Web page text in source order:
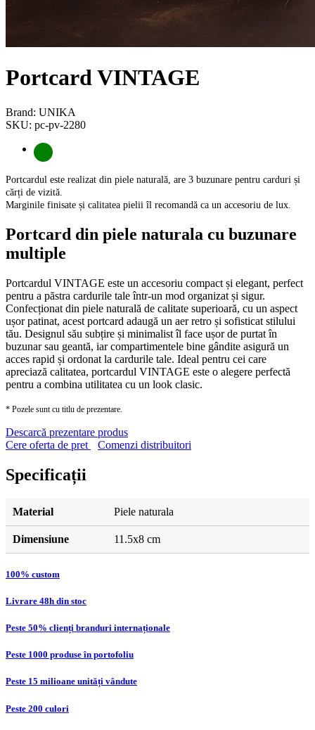
Portcard VINTAGE
Brand: UNIKA
SKU: pc-pv-2280
Portcardul este realizat din piele naturală, are 3 buzunare pentru carduri și
cărți de vizită.
Marginile finisate și calitatea pielii îl recomandă ca un accesoriu de lux.
Portcard din piele naturala cu buzunare
multiple
Portcardul VINTAGE este un accesoriu compact și elegant, perfect
pentru a păstra cardurile tale într-un mod organizat și sigur.
Confecționat din piele naturală de calitate superioară, cu un aspect
ușor patinat, acest portcard adaugă un aer retro și sofisticat stilului
tău. Designul său subțire și minimalist îl face ușor de purtat în
buzunar sau geantă, iar compartimentele bine gândite asigură un
acces rapid și ordonat la cardurile tale. Ideal pentru cei care
apreciază calitatea, portcardul VINTAGE este o alegere perfectă
pentru a combina utilitatea cu un look clasic.
* Pozele sunt cu titlu de prezentare.
Descarcă prezentare produs
Cere oferta de pret
Comenzi distribuitori
Specificații
Material Piele naturala
Dimensiune 11.5x8 cm
100% custom
Livrare 48h din stoc
Peste 50% clienți branduri internaționale
Peste 1000 produse în portofoliu
Peste 15 milioane unități vândute
Peste 200 culori